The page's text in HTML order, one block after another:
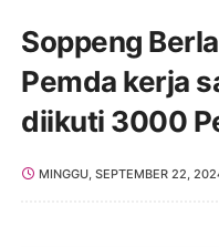
Soppeng
Pemda kerja
diikuti 3000
MINGGU, SEPTEMBER 22,